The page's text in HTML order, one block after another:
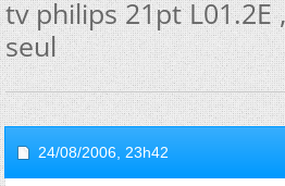
tv philips 21pt
seul
24/08/2006, 23h42